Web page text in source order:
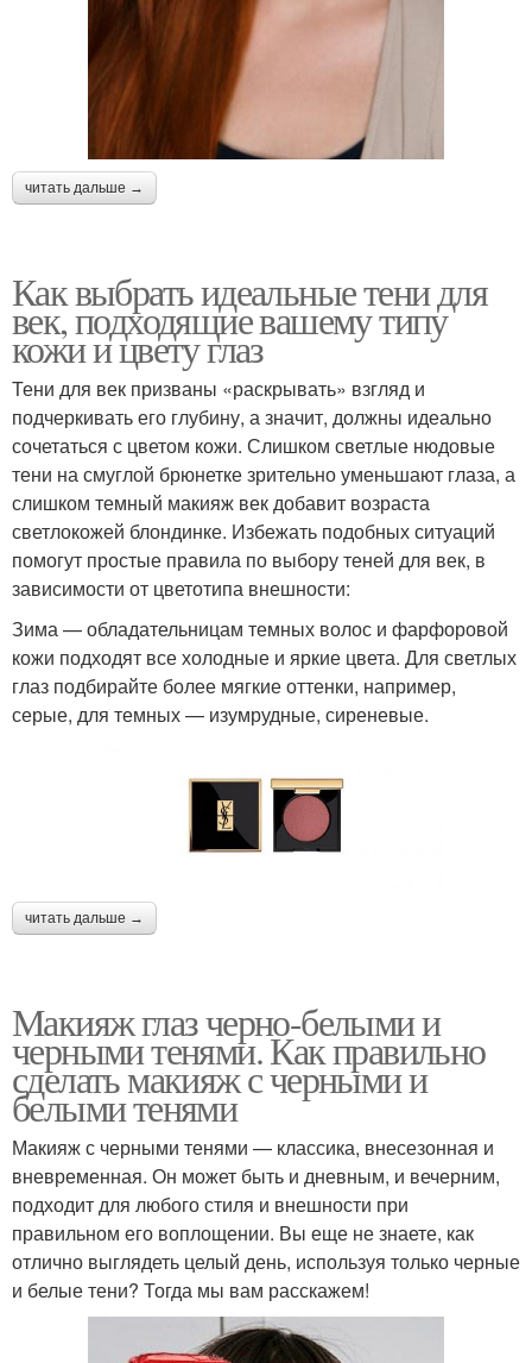
читать дальше →
Как выбрать идеальные тени для
век, подходящие вашему типу
кожи и цвету глаз
Тени для век призваны «раскрывать» взгляд и
подчеркивать его глубину, а значит, должны идеально
сочетаться с цветом кожи. Слишком светлые нюдовые
тени на смуглой брюнетке зрительно уменьшают глаза, а
слишком темный макияж век добавит возраста
светлокожей блондинке. Избежать подобных ситуаций
помогут простые правила по выбору теней для век, в
зависимости от цветотипа внешности:
Зима — обладательницам темных волос и фарфоровой
кожи подходят все холодные и яркие цвета. Для светлых
глаз подбирайте более мягкие оттенки, например,
серые, для темных — изумрудные, сиреневые.
читать дальше →
Макияж глаз черно-белыми и
черными тенями. Как правильно
сделать макияж с черными и
белыми тенями
Макияж с черными тенями — классика, внесезонная и
вневременная. Он может быть и дневным, и вечерним,
подходит для любого стиля и внешности при
правильном его воплощении. Вы еще не знаете, как
отлично выглядеть целый день, используя только черные
и белые тени? Тогда мы вам расскажем!